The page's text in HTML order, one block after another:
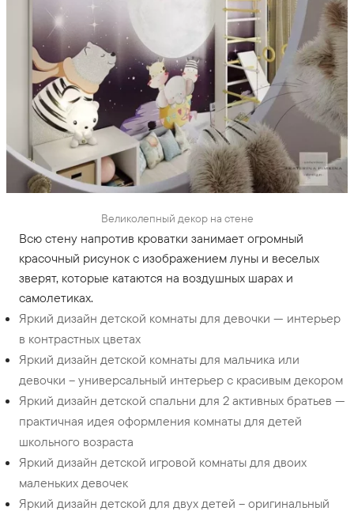
Великолепный декор на стене
Всю стену напротив кроватки занимает огромный
красочный рисунок с изображением луны и веселых
зверят, которые катаются на воздушных шарах и
самолетиках.
Яркий дизайн детской комнаты для девочки — интерьер
в контрастных цветах
Яркий дизайн детской комнаты для мальчика или
девочки – универсальный интерьер с красивым декором
Яркий дизайн детской спальни для 2 активных братьев —
практичная идея оформления комнаты для детей
школьного возраста
Яркий дизайн детской игровой комнаты для двоих
маленьких девочек
Яркий дизайн детской для двух детей – оригинальный